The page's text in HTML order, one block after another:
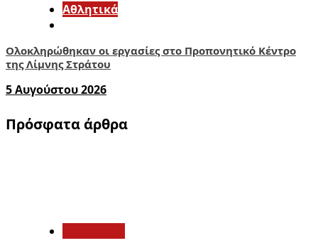
Αθλητικά
Ολοκληρώθηκαν οι εργασίες στο Προπονητικό Κέντρο
της Λίμνης Στράτου
5 Αυγούστου 2026
Πρόσφατα άρθρα